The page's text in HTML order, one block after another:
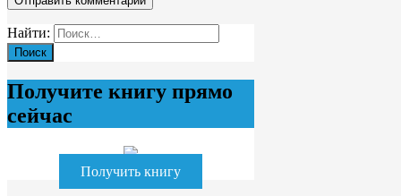
Найти:
Получите книгу прямо
сейчас
Получить книгу